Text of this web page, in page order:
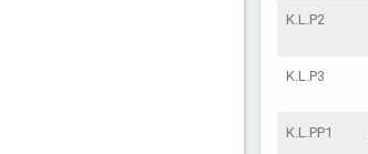
K.L.P2
K.L.P3
K.L.PP1